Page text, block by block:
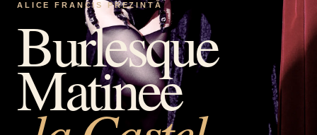
ALICE FRANCIS PREZINTĂ
Burlesque
Matinee